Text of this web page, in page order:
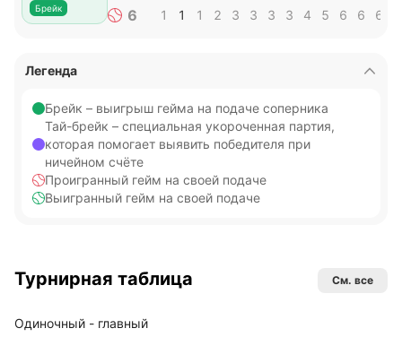
Брейк
6
1
1
1
2
3
3
3
3
4
5
6
6
6
Легенда
Брейк – выигрыш гейма на подаче соперника
Тай-брейк – специальная укороченная партия,
которая помогает выявить победителя при
ничейном счёте
Проигранный гейм на своей подаче
Выигранный гейм на своей подаче
Турнирная таблица См. все
Одиночный - главный